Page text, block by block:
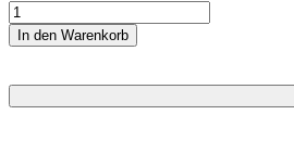
Wu-
TABI
quantity
In den Warenkorb